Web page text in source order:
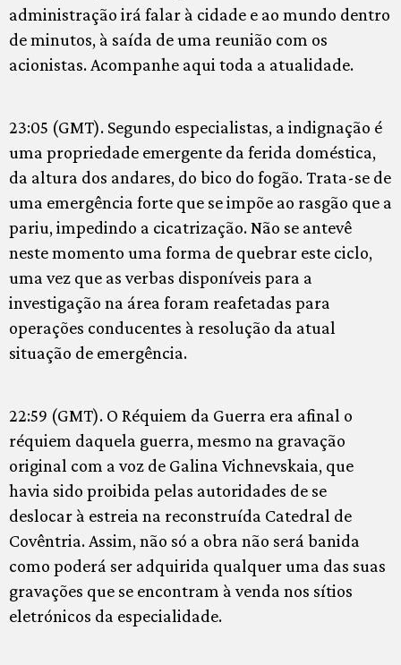
administração irá falar à cidade e ao mundo dentro
de minutos, à saída de uma reunião com os
acionistas. Acompanhe aqui toda a atualidade.
23:05 (GMT). Segundo especialistas, a indignação é
uma propriedade emergente da ferida doméstica,
da altura dos andares, do bico do fogão. Trata-se de
uma emergência forte que se impõe ao rasgão que a
pariu, impedindo a cicatrização. Não se antevê
neste momento uma forma de quebrar este ciclo,
uma vez que as verbas disponíveis para a
investigação na área foram reafetadas para
operações conducentes à resolução da atual
situação de emergência.
22:59 (GMT). O Réquiem da Guerra era afinal o
réquiem daquela guerra, mesmo na gravação
original com a voz de Galina Vichnevskaia, que
havia sido proibida pelas autoridades de se
deslocar à estreia na reconstruída Catedral de
Covêntria. Assim, não só a obra não será banida
como poderá ser adquirida qualquer uma das suas
gravações que se encontram à venda nos sítios
eletrónicos da especialidade.